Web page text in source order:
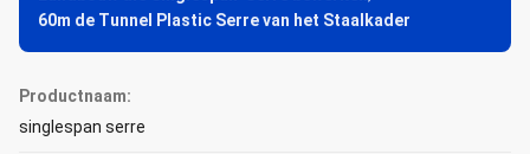
60m de Tunnel Plastic Serre van het Staalkader
Productnaam:
singlespan serre